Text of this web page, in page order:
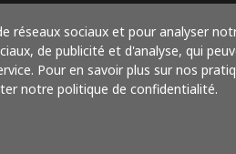
réseaux sociaux et pour analyser
de publicité et d'analyse, qui
Pour en savoir plus sur nos
notre politique de confidentialité.